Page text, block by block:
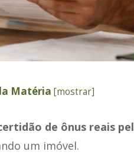
Matéria [mostrar]
de ônus reais
um imóvel.